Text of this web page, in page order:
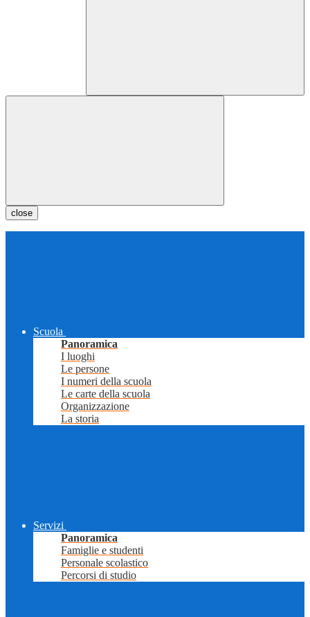
close
Scuola
Panoramica
I luoghi
Le persone
I numeri della scuola
Le carte della scuola
Organizzazione
La storia
Servizi
Panoramica
Famiglie e studenti
Personale scolastico
Percorsi di studio